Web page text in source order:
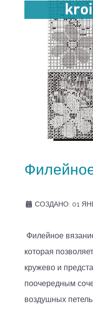
СОЗДАНО: 01
Филейное
которая
кружево и
поочередным
воздушных петель.